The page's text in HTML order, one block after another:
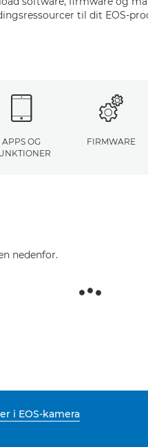
til dit EOS-
APPS OG
FIRMWARE
nedenfor.
i EOS-kamera